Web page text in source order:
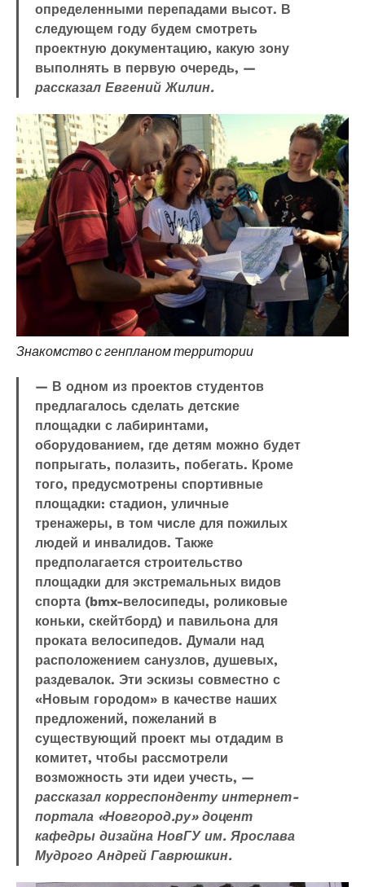
определенными перепадами высот. В
следующем году будем смотреть
проектную документацию, какую зону
выполнять в первую очередь, —
рассказал Евгений Жилин.
Знакомство с генпланом территории
— В одном из проектов студентов
предлагалось сделать детские
площадки с лабиринтами,
оборудованием, где детям можно будет
попрыгать, полазить, побегать. Кроме
того, предусмотрены спортивные
площадки: стадион, уличные
тренажеры, в том числе для пожилых
людей и инвалидов. Также
предполагается строительство
площадки для экстремальных видов
спорта (bmx-велосипеды, роликовые
коньки, скейтборд) и павильона для
проката велосипедов. Думали над
расположением санузлов, душевых,
раздевалок. Эти эскизы совместно с
«Новым городом» в качестве наших
предложений, пожеланий в
существующий проект мы отдадим в
комитет, чтобы рассмотрели
возможность эти идеи учесть, —
рассказал корреспонденту интернет-
портала «Новгород.ру» доцент
кафедры дизайна НовГУ им. Ярослава
Мудрого Андрей Гаврюшкин.